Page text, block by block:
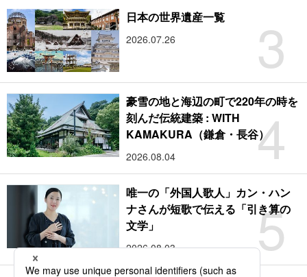
3
日本の世界遺産一覧
2026.07.26
4
豪雪の地と海辺の町で220年の時を
刻んだ伝統建築 : WITH
KAMAKURA（鎌倉・長谷）
2026.08.04
5
唯一の「外国人歌人」カン・ハン
ナさんが短歌で伝える「引き算の
文学」
2026.08.03